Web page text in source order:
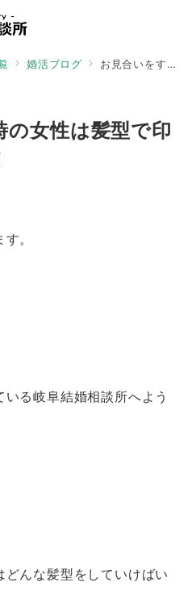
婚活ブログ お見合いをする時の女性は髪型で印象か変わります！
女性は髪型で印
。
る岐阜結婚相談所へよう
んな髪型をしていけばい